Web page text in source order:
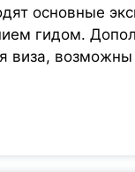
основные
гидом.
виза,